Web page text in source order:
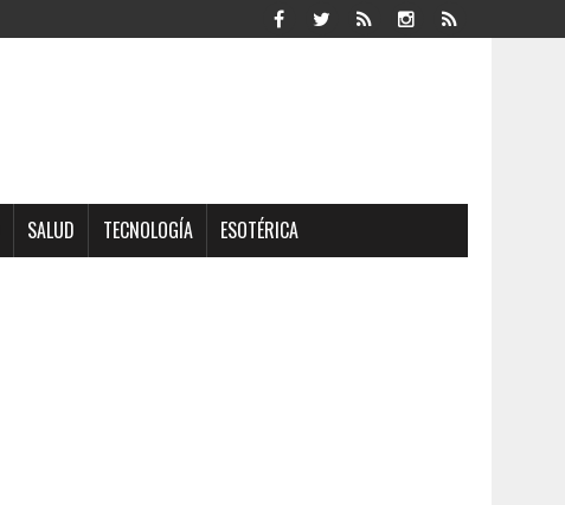
SALUD TECNOLOGÍA ESOTÉRICA